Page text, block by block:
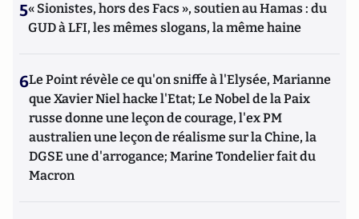
5« Sionistes, hors des Facs », soutien au Hamas : du
GUD à LFI, les mêmes slogans, la même haine
6Le Point révèle ce qu'on sniffe à l'Elysée, Marianne
que Xavier Niel hacke l'Etat; Le Nobel de la Paix
russe donne une leçon de courage, l'ex PM
australien une leçon de réalisme sur la Chine, la
DGSE une d'arrogance; Marine Tondelier fait du
Macron